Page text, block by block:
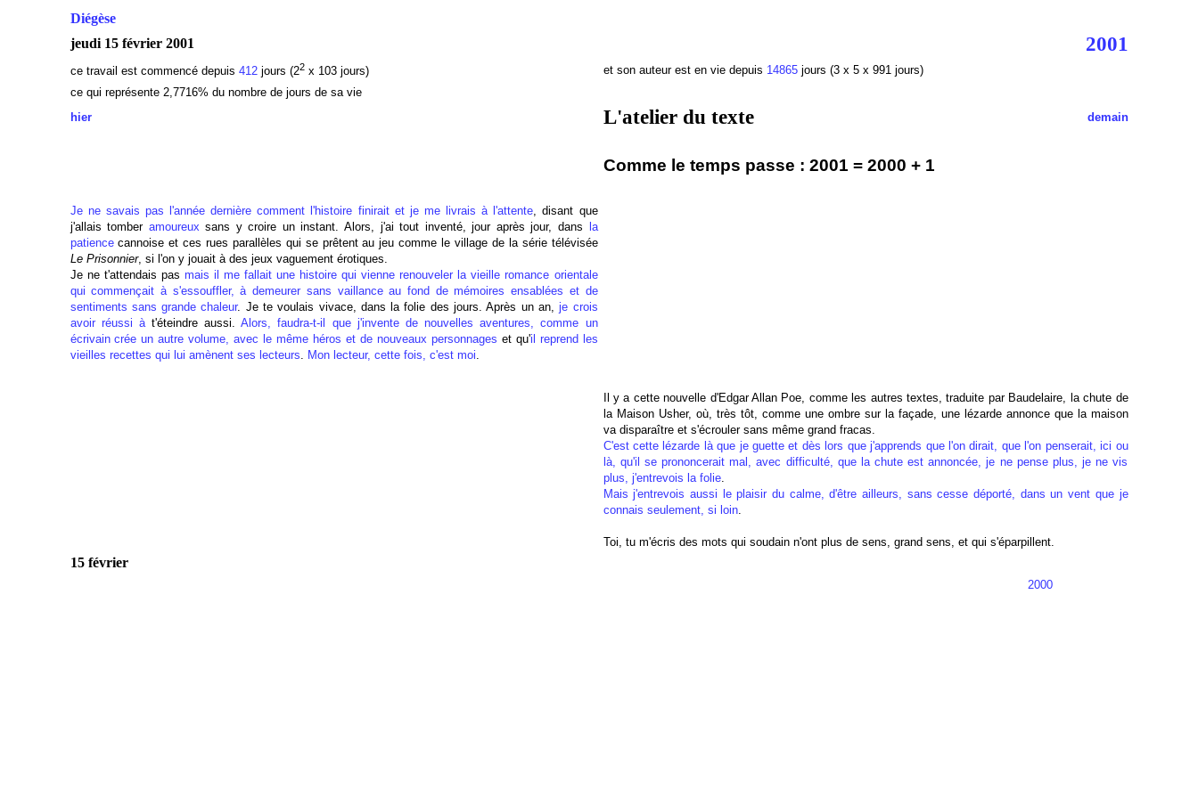
Diégèse
jeudi 15 février 2001
2001
ce travail est commencé depuis 412jours (22x 103 jours) et son auteur est en vie depuis 14865jours (3 x 5 x 991 jours)
ce qui représente 2,7716% du nombre de jours de sa vie
hier
L'atelier du texte demain
Comme le temps passe : 2001 = 2000 + 1
Je ne savais pas l'année dernière comment l'histoire finirait et je me livrais à l'attente, disant que
j'allais tomber amoureux sans y croire un instant. Alors, j'ai tout inventé, jour après jour, dans
la
patiencecannoise et ces rues parallèles qui se prêtent au jeu comme le village de la série télévisée
Le Prisonnier, si l'on y jouait à des jeux vaguement érotiques.
Je ne t'attendais pas mais il me fallait une histoire qui vienne renouveler la vieille romance orientale
qui commençait à s'essouffler, à demeurer sans vaillance au fond de mémoires ensablées et de
sentiments sans grande chaleur. Je te voulais vivace, dans la folie des jours. Après un an,je crois
avoir réussi àt'éteindre aussi.Alors, faudra-t-il que j'invente de nouvelles aventures, comme un
écrivain crée un autre volume, avec le même héros et de nouveaux personnages et qu'il reprend les
vieilles recettes qui lui amènent ses lecteurs. Mon lecteur, cette fois, c'est moi.
Il y a cette nouvelle d'Edgar Allan Poe, comme les autres textes, traduite par Baudelaire, la chute de
la Maison Usher, où, très tôt, comme une ombre sur la façade, une lézarde annonce que la maison
va disparaître et s'écrouler sans même grand fracas.
C'est cette lézarde là que je guette et dès lors que j'apprends que l'on dirait, que l'on penserait, ici ou
là, qu'il se prononcerait mal, avec difficulté, que la chute est annoncée, je ne pense plus, je ne vis
plus, j'entrevois la folie.
Mais j'entrevois aussi le plaisir du calme, d'être ailleurs, sans cesse déporté, dans un vent que je
connais seulement, si loin.
Toi, tu m'écris des mots qui soudain n'ont plus de sens, grand sens, et qui s'éparpillent.
15 février
2000